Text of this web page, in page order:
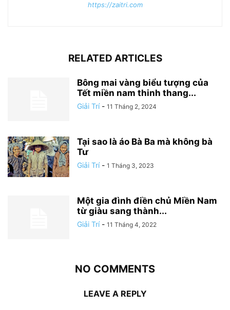
https://zaitri.com
RELATED ARTICLES
Bông mai vàng biểu tượng của
Tết miền nam thinh thang...
Giải Trí - 11 Tháng 2, 2024
Tại sao là áo Bà Ba mà không bà
Tư
Giải Trí - 1 Tháng 3, 2023
Một gia đình điền chủ Miền Nam
từ giàu sang thành...
Giải Trí - 11 Tháng 4, 2022
NO COMMENTS
LEAVE A REPLY